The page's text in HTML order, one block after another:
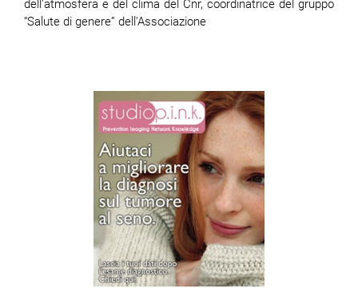
dell'atmosfera e del clima del Cnr, coordinatrice del gruppo
“Salute di genere” dell'Associazione